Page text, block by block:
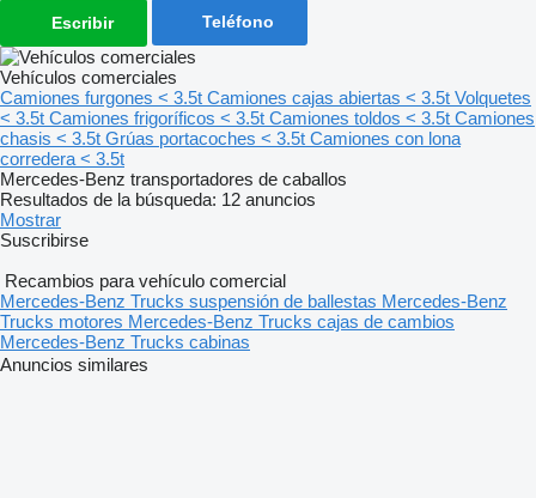
Escribir Teléfono
Vehículos comerciales
Camiones furgones < 3.5t Camiones cajas abiertas < 3.5t Volquetes
< 3.5t Camiones frigoríficos < 3.5t Camiones toldos < 3.5t Camiones
chasis < 3.5t Grúas portacoches < 3.5t Camiones con lona
corredera < 3.5t
Mercedes-Benz transportadores de caballos
Resultados de la búsqueda: 12 anuncios
Mostrar
Suscribirse
Recambios para vehículo comercial
Mercedes-Benz Trucks suspensión de ballestas Mercedes-Benz
Trucks motores Mercedes-Benz Trucks cajas de cambios
Mercedes-Benz Trucks cabinas
Anuncios similares